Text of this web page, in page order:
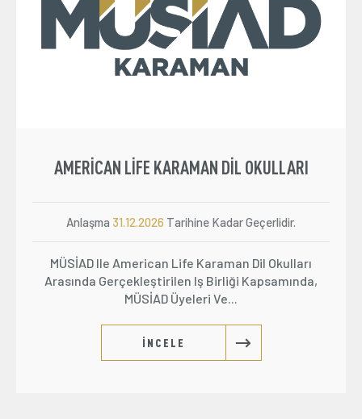
AMERICAN LIFE KARAMAN DIL OKULLARI
Anlaşma 31.12.2026 Tarihine Kadar Geçerlidir.
MÜSİAD Ile American Life Karaman Dil Okulları
Arasında Gerçekleştirilen Iş Birliği Kapsamında,
MÜSİAD Üyeleri Ve...
İNCELE